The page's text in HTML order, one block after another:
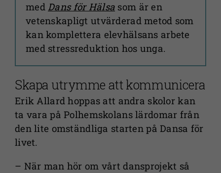
med Dans för Hälsa som är en
vetenskapligt utvärderad metod som
kan komplettera elevhälsans arbete
med stressreduktion hos unga.
Skapa utrymme att kommunicera
Erik Allard hoppas att andra skolor kan
ta vara på Polhemskolans lärdomar från
den lite omständliga starten på Dansa för
livet.
– När man hör om vårt dansprojekt så